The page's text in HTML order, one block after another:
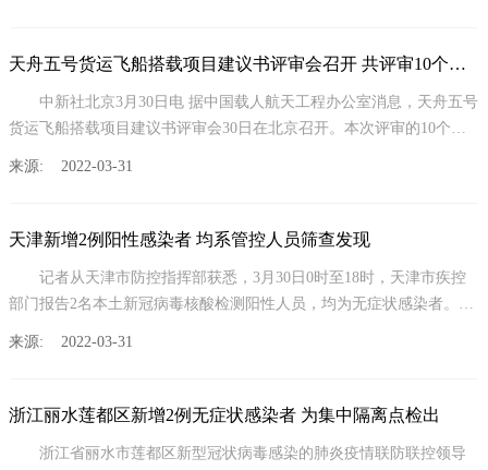
天舟五号货运飞船搭载项目建议书评审会召开 共评审10个项目
中新社北京3月30日电 据中国载人航天工程办公室消息，天舟五号
货运飞船搭载项目建议书评审会30日在北京召开。本次评审的10个项
目包括
来源: 2022-03-31
天津新增2例阳性感染者 均系管控人员筛查发现
记者从天津市防控指挥部获悉，3月30日0时至18时，天津市疾控
部门报告2名本土新冠病毒核酸检测阳性人员，均为无症状感染者。均
已转运至
来源: 2022-03-31
浙江丽水莲都区新增2例无症状感染者 为集中隔离点检出
浙江省丽水市莲都区新型冠状病毒感染的肺炎疫情联防联控领导